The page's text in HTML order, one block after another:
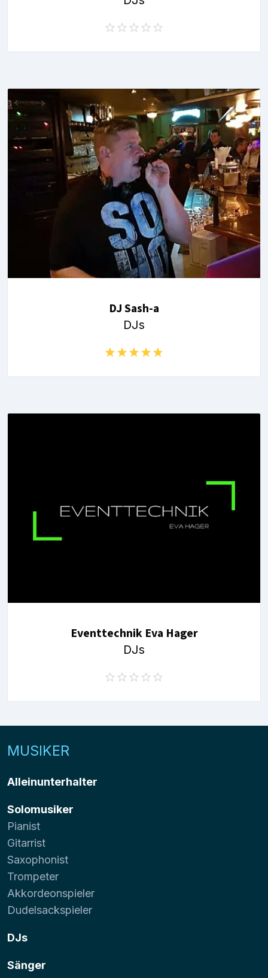
DJ Sash-a
DJs
Eventtechnik Eva Hager
DJs
MUSIKER
Alleinunterhalter
Solomusiker
Pianist
Gitarrist
Saxophonist
Trompeter
Akkordeonspieler
Dudelsackspieler
DJs
Sänger